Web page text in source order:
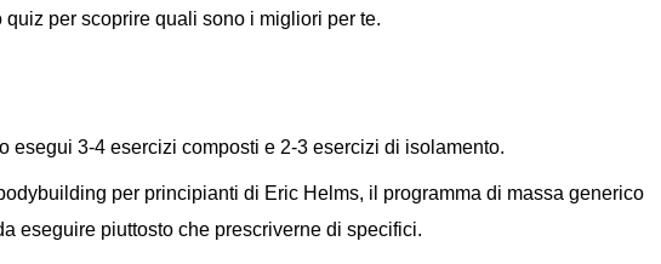
per scoprire quali sono i migliori per te.
esegui 3-4 esercizi composti e 2-3 esercizi di isolamento.
per principianti di Eric Helms, il programma di massa generico
eseguire piuttosto che prescriverne di specifici.